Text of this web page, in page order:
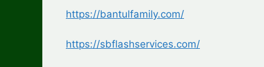
https://bantulfamily.com/
https://sbflashservices.com/